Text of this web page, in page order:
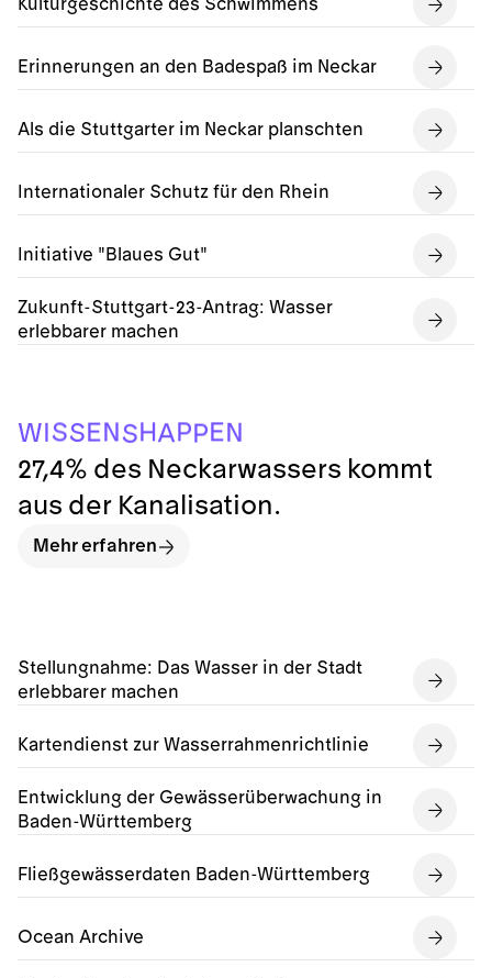
Kulturgeschichte des Schwimmens
Erinnerungen an den Badespaß im Neckar
Als die Stuttgarter im Neckar planschten
Internationaler Schutz für den Rhein
Initiative "Blaues Gut"
Zukunft-Stuttgart-23-Antrag: Wasser
erlebbarer machen
Stellungnahme: Das Wasser in der Stadt
erlebbarer machen
Kartendienst zur Wasserrahmenrichtlinie
Entwicklung der Gewässerüberwachung in
Baden-Württemberg
Fließgewässerdaten Baden-Württemberg
Ocean Archive
WISSENSHAPPEN
27,4% des Neckarwassers kommt
aus der Kanalisation.
Mehr erfahren